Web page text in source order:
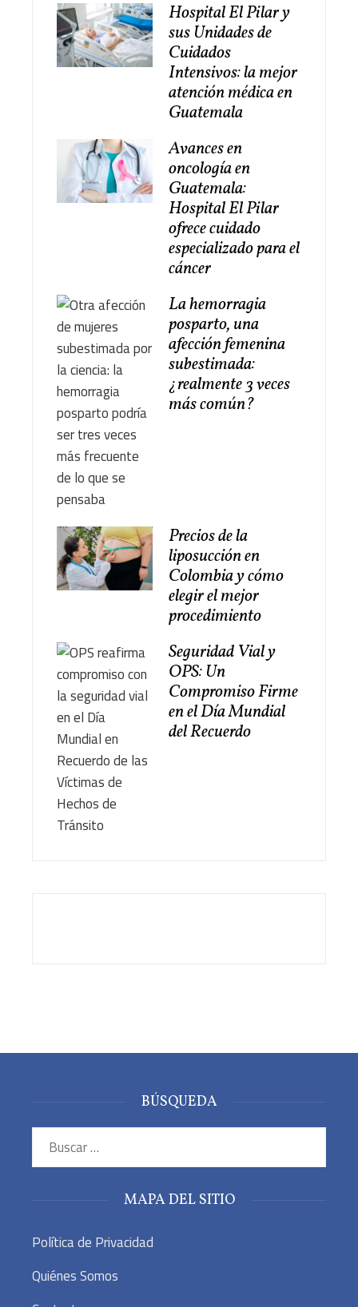
Hospital El Pilar y
sus Unidades de
Cuidados
Intensivos: la mejor
atención médica en
Guatemala
Avances en
oncología en
Guatemala:
Hospital El Pilar
ofrece cuidado
especializado para el
cáncer
La hemorragia
posparto, una
afección femenina
subestimada:
¿realmente 3 veces
más común?
Precios de la
liposucción en
Colombia y cómo
elegir el mejor
procedimiento
Seguridad Vial y
OPS: Un
Compromiso Firme
en el Día Mundial
del Recuerdo
BÚSQUEDA
MAPA DEL SITIO
Política de Privacidad
Quiénes Somos